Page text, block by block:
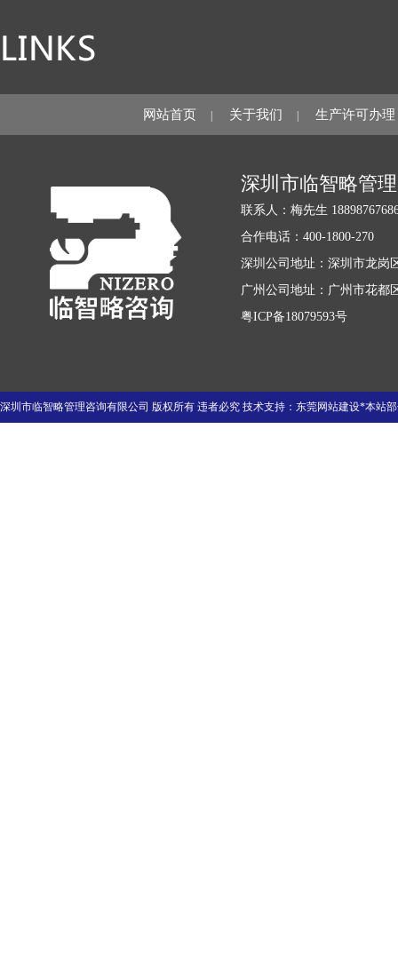
网站首页 关于我们 生产许可办理
深圳市临智略管
联系人：梅先生
合作电话：400-1800-270
深圳公司地址：深圳市龙岗
广州公司地址：广州市花都
粤ICP备18079593号
深圳市临智略管理咨询有限公司 版权所有 违者必究 技术支持： 东莞网站建设*本站